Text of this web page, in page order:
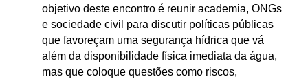
objetivo deste encontro é reunir academia, ONGs
e sociedade civil para discutir políticas públicas
que favoreçam uma segurança hídrica que vá
além da disponibilidade física imediata da água,
mas que coloque questões como riscos,